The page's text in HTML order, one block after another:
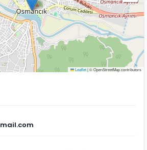
Leaflet|© OpenStreetMap contributors